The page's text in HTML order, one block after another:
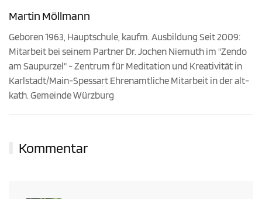
Martin Möllmann
Geboren 1963, Hauptschule, kaufm. Ausbildung Seit 2009:
Mitarbeit bei seinem Partner Dr. Jochen Niemuth im "Zendo
am Saupurzel" - Zentrum für Meditation und Kreativität in
Karlstadt/Main-Spessart Ehrenamtliche Mitarbeit in der alt-
kath. Gemeinde Würzburg
Kommentar